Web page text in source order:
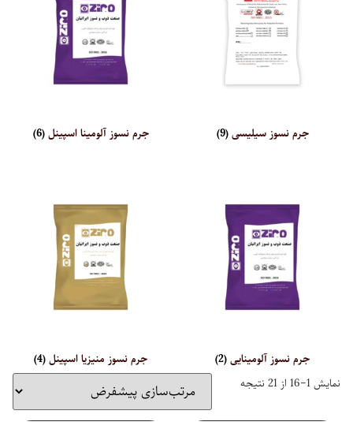
جرم نسوز سیلیسی(9) جرم نسوز آلومینا اسپینل(6)
جرم نسوز آلومینایی(2) جرم نسوز منیزیا اسپینل(4)
نمایش 1–16 از 21 نتیجه